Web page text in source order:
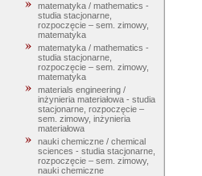
matematyka / mathematics -
studia stacjonarne,
rozpoczęcie – sem. zimowy,
matematyka
matematyka / mathematics -
studia stacjonarne,
rozpoczęcie – sem. zimowy,
matematyka
materials engineering /
inżynieria materiałowa - studia
stacjonarne, rozpoczęcie –
sem. zimowy, inżynieria
materiałowa
nauki chemiczne / chemical
sciences - studia stacjonarne,
rozpoczęcie – sem. zimowy,
nauki chemiczne